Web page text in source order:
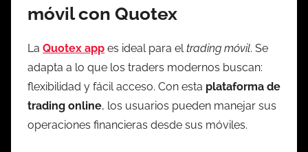
móvil con Quotex
La Quotex app es ideal para eltrading móvil. Se
adapta a lo que los traders modernos buscan:
flexibilidad y fácil acceso. Con esta plataforma de
trading online, los usuarios pueden manejar sus
operaciones financieras desde sus móviles.